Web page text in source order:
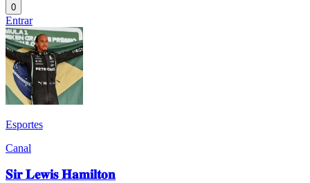
0
Entrar
Esportes
Canal
𝐒𝐢𝐫 𝐋𝐞𝐰𝐢𝐬 𝐇𝐚𝐦𝐢𝐥𝐭𝐨𝐧